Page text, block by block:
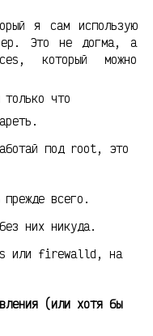
я сам использую
Это не догма, а
который можно
что
под root, это
прежде всего.
них никуда.
или firewalld, на
(или хотя бы